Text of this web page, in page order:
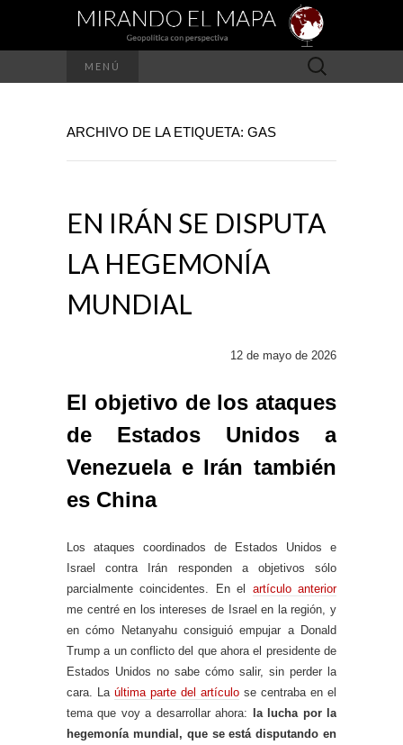
MENÚ Buscar:
ARCHIVO DE LA ETIQUETA: GAS
EN IRÁN SE DISPUTA
LA HEGEMONÍA
MUNDIAL
12 de mayo de 2026
El objetivo de los ataques
de Estados Unidos a
Venezuela e Irán también
es China
Los ataques coordinados de Estados Unidos e
Israel contra Irán responden a objetivos sólo
parcialmente coincidentes. En el artículo anterior
me centré en los intereses de Israel en la región, y
en cómo Netanyahu consiguió empujar a Donald
Trump a un conflicto del que ahora el presidente de
Estados Unidos no sabe cómo salir, sin perder la
cara. La última parte del artículo se centraba en el
tema que voy a desarrollar ahora:
la lucha por la
hegemonía mundial, que se está disputando en